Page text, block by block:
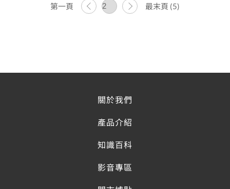
第一頁 最末頁 (5)
關於我們
產品介紹
知識百科
影音專區